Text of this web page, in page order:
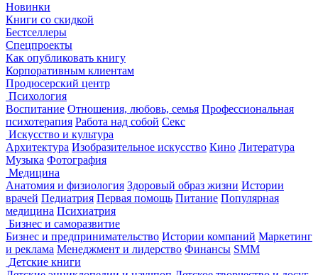
Новинки
Книги со скидкой
Бестселлеры
Спецпроекты
Как опубликовать книгу
Корпоративным клиентам
Продюсерский центр
Психология
Воспитание Отношения, любовь, семья Профессиональная
психотерапия Работа над собой Секс
Искусство и культура
Архитектура Изобразительное искусство Кино Литература
Музыка Фотография
Медицина
Анатомия и физиология Здоровый образ жизни Истории
врачей Педиатрия Первая помощь Питание Популярная
медицина Психиатрия
Бизнес и саморазвитие
Бизнес и предпринимательство Истории компаний Маркетинг
и реклама Менеджмент и лидерство Финансы SMM
Детские книги